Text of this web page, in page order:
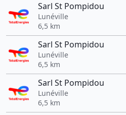
Sarl St Pompidou
Lunéville
6,5 km
Sarl St Pompidou
Lunéville
6,5 km
Sarl St Pompidou
Lunéville
6,5 km